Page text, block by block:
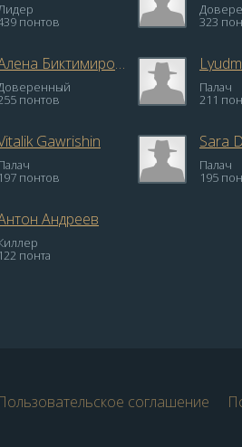
понтов 323
Алена Биктимирова
понтов
Палач
211
Gawrishin
197 понтов
Sara
Палач
195
Андреев
122 понта
соглашение